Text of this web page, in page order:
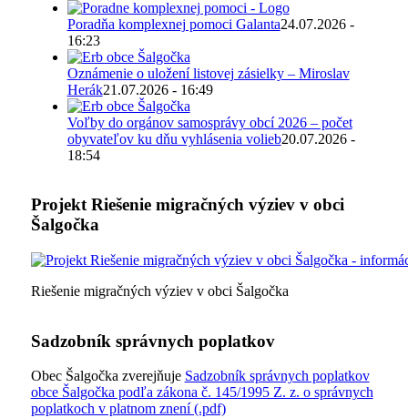
Poradňa komplexnej pomoci Galanta24.07.2026 -
16:23
Oznámenie o uložení listovej zásielky – Miroslav
Herák21.07.2026 - 16:49
Voľby do orgánov samosprávy obcí 2026 – počet
obyvateľov ku dňu vyhlásenia volieb20.07.2026 -
18:54
Projekt Riešenie migračných výziev v obci
Šalgočka
Riešenie migračných výziev v obci Šalgočka
Sadzobník správnych poplatkov
Obec Šalgočka zverejňuje Sadzobník správnych poplatkov
obce Šalgočka podľa zákona č. 145/1995 Z. z. o správnych
poplatkoch v platnom znení (.pdf)